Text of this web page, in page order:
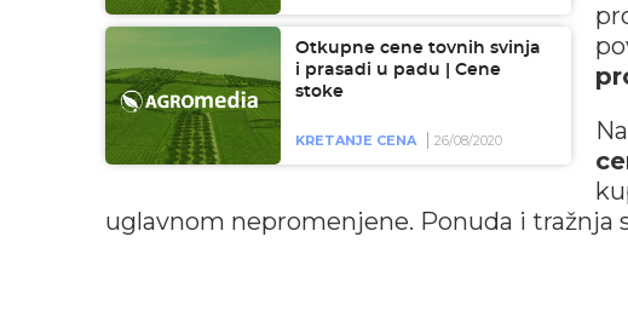
Otkupne cene tovnih svinja
i prasadi u padu | Cene
stoke
KRETANJE CENA 26/08/2020
uglavnom nepromenjene. Ponuda i tražnja